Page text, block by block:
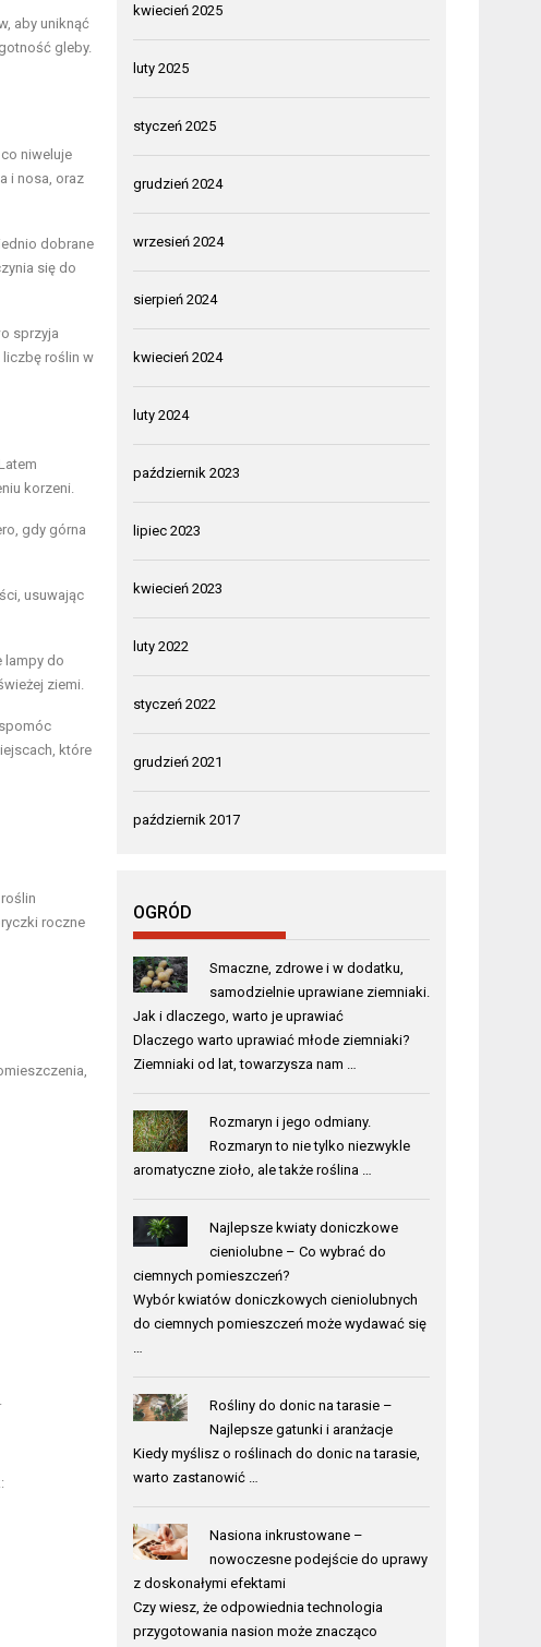
aby uniknąć
gleby.
niweluje
i nosa, oraz
dobrane
się do
sprzyja
liczbę roślin w
. Latem
korzeni.
gdy górna
usuwając
lampy do
ziemi.
które
roczne
kwiecień 2025
luty 2025
styczeń 2025
grudzień 2024
wrzesień 2024
sierpień 2024
kwiecień 2024
luty 2024
październik 2023
lipiec 2023
kwiecień 2023
luty 2022
styczeń 2022
grudzień 2021
październik 2017
OGRÓD
Smaczne, zdrowe i w dodatku,
samodzielnie uprawiane ziemniaki.
Jak i dlaczego, warto je uprawiać
Dlaczego warto uprawiać młode ziemniaki?
Ziemniaki od lat, towarzysza nam …
Rozmaryn i jego odmiany.
Rozmaryn to nie tylko niezwykle
aromatyczne zioło, ale także roślina …
Najlepsze kwiaty doniczkowe
cieniolubne – Co wybrać do
ciemnych pomieszczeń?
Wybór kwiatów doniczkowych cieniolubnych
do ciemnych pomieszczeń może wydawać się
Rośliny do donic na tarasie –
Najlepsze gatunki i aranżacje
Kiedy myślisz o roślinach do donic na tarasie,
warto zastanowić …
Nasiona inkrustowane –
nowoczesne podejście do uprawy
z doskonałymi efektami
Czy wiesz, że odpowiednia technologia
przygotowania nasion może znacząco